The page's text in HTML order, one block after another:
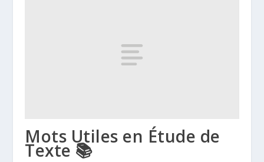
Mots Utiles en Étude de
Texte 📚